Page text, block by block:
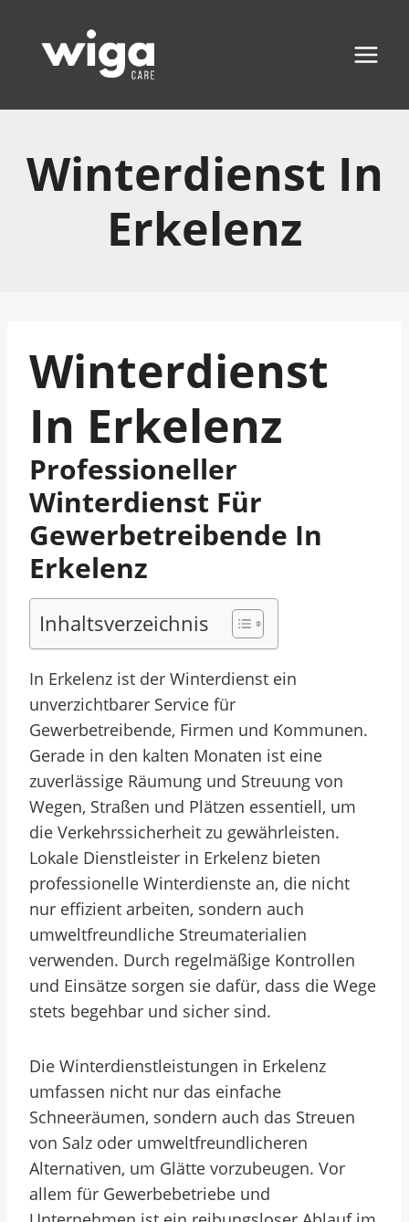
Inhalt
springen
Winterdienst In
Erkelenz
Winterdienst
In Erkelenz
Professioneller
Winterdienst Für
Gewerbetreibende In
Erkelenz
Inhaltsverzeichnis
In Erkelenz ist der Winterdienst ein
unverzichtbarer Service für
Gewerbetreibende, Firmen und Kommunen.
Gerade in den kalten Monaten ist eine
zuverlässige Räumung und Streuung von
Wegen, Straßen und Plätzen essentiell, um
die Verkehrssicherheit zu gewährleisten.
Lokale Dienstleister in Erkelenz bieten
professionelle Winterdienste an, die nicht
nur effizient arbeiten, sondern auch
umweltfreundliche Streumaterialien
verwenden. Durch regelmäßige Kontrollen
und Einsätze sorgen sie dafür, dass die Wege
stets begehbar und sicher sind.
Die Winterdienstleistungen in Erkelenz
umfassen nicht nur das einfache
Schneeräumen, sondern auch das Streuen
von Salz oder umweltfreundlicheren
Alternativen, um Glätte vorzubeugen. Vor
allem für Gewerbebetriebe und